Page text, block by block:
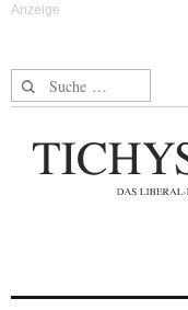
Suche nach: